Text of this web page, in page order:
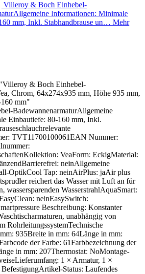
Villeroy & Boch Einhebel-
Informationen: Minimale
mm, Inkl. Stabhandbrause un… Mehr
& Boch Einhebel-
Chrom, 64x274x935 mm, Höhe 935 mm,
mm"
BadewannenarmaturAllgemeine
Einbautiefe: 80-160 mm, Inkl.
TVT11700100061EAN Nummer:
VeaForm: EckigMaterial:
neinAllgemeine
OptikCool Tap: neinAirPlus: jaAir plus
reichert das Wasser mit Luft an für
wassersparenden WasserstrahlAquaSmart:
neinEasySwitch:
Beschreibung: Konstanter
unabhängig von
RohrleitungssystemTechnische
935Breite in mm: 64Länge in mm:
der Farbe: 61Farbbezeichnung der
in mm: 207Thermostat: NoMontage-
1 × Armatur, 1 ×
Status: Laufendes